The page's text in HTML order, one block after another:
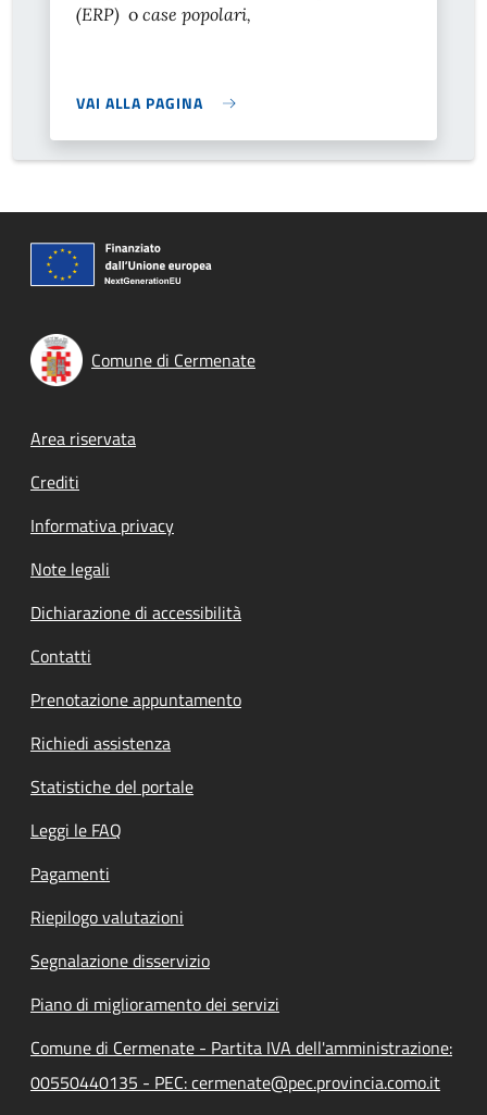
(ERP) o case popolari,
VAI ALLA PAGINA
Comune di Cermenate
Footer menu
Area riservata
Crediti
Informativa privacy
Note legali
Dichiarazione di accessibilità
Contatti
Prenotazione appuntamento
Richiedi assistenza
Statistiche del portale
Leggi le FAQ
Pagamenti
Riepilogo valutazioni
Segnalazione disservizio
Piano di miglioramento dei servizi
Comune di Cermenate - Partita IVA dell'amministrazione:
00550440135 - PEC: cermenate@pec.provincia.como.it